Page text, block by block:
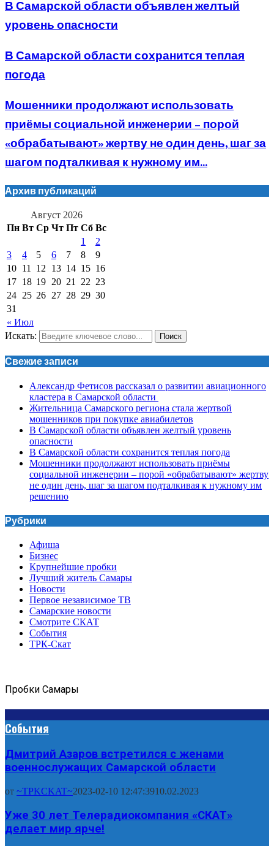
В Самарской области объявлен желтый
уровень опасности
В Самарской области сохранится теплая
погода
Мошенники продолжают использовать
приёмы социальной инженерии – порой
«обрабатывают» жертву не один день, шаг за
шагом подталкивая к нужному им...
Архив публикаций
Август 2026
Пн Вт Ср Чт Пт Сб Вс
« Июл
1
2
3
4 5 6 7 8
9
10 11 12 13 14 15 16
17 18 19 20 21 22 23
24 25 26 27 28 29 30
31
Искать: Поиск
Свежие записи
Александр Фетисов рассказал о развитии авиационного
кластера в Самарской области
Жительница Самарского региона стала жертвой
мошенников при покупке авиабилетов
В Самарской области объявлен желтый уровень
опасности
В Самарской области сохранится теплая погода
Мошенники продолжают использовать приёмы
социальной инженерии – порой «обрабатывают» жертву
не один день, шаг за шагом подталкивая к нужному им
решению
Рубрики
Афиша
Бизнес
Крупнейшие пробки
Лучший житель Самары
Новости
Первое независимое ТВ
Самарские новости
Смотрите СКАТ
События
ТРК-Скат
Пробки Самары
События
Дмитрий Азаров встретился с женами
военнослужащих Самарской области
от ~TPKCKAT~2023-02-10 12:47:3910.02.2023
Уже 30 лет Телерадиокомпания «СКАТ»
делает мир ярче!